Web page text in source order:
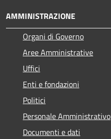
AMMINISTRAZIONE
Organi di Governo
Aree Amministrative
Uffici
Enti e fondazioni
Politici
Personale Amministrativo
Documenti e dati